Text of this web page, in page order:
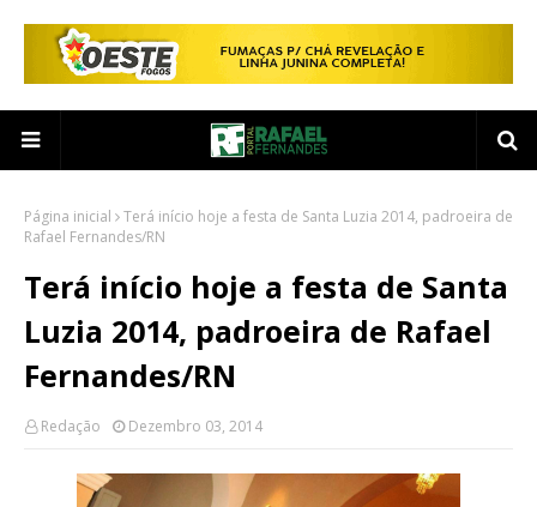
Página inicial
Terá início hoje a festa de Santa Luzia 2014, padroeira de
Rafael Fernandes/RN
Terá início hoje a festa de Santa
Luzia 2014, padroeira de Rafael
Fernandes/RN
Redação Dezembro 03, 2014